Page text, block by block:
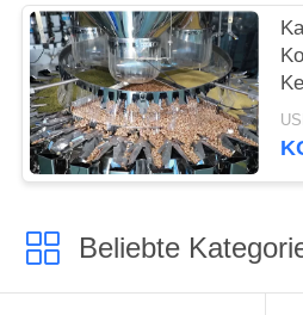
Beliebte